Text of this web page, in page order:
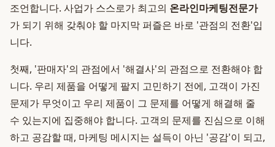
조언합니다. 사업가 스스로가 최고의 온라인마케팅전문가
가 되기 위해 갖춰야 할 마지막 퍼즐은 바로 '관점의 전환'입
니다.
첫째, '판매자'의 관점에서 '해결사'의 관점으로 전환해야 합
니다. 우리 제품을 어떻게 팔지 고민하기 전에, 고객이 가진
문제가 무엇이고 우리 제품이 그 문제를 어떻게 해결해 줄
수 있는지에 집중해야 합니다. 고객의 문제를 진심으로 이해
하고 공감할 때, 마케팅 메시지는 설득이 아닌 '공감'이 되고,